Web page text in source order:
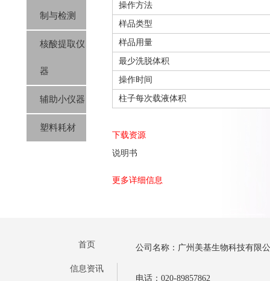
制与检测
核酸提取仪
器
辅助小仪器
塑料耗材
操作方法
样品类型
样品用量
最少洗脱体积
操作时间
柱子每次载液体积
下载资源
说明书
更多详细信息
首页
信息资讯
公司名称：广州美基生物科技有限
电话：020-89857862